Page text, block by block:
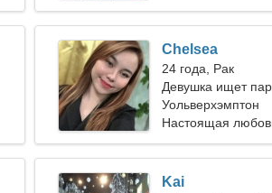
тренировка
Chelsea
24 года, Рак
Девушка ищет
Уольверхэмптон
Настоящая
Kai